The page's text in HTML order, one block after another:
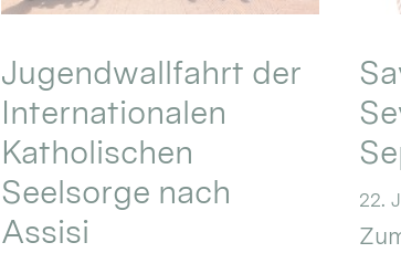
Jugendwallfahrt der
Internationalen
Katholischen
Seelsorge nach
Assisi
22.